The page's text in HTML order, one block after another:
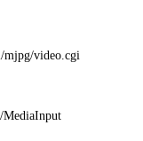
mjpg/video.cgi